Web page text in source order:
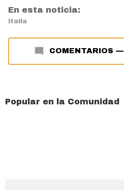
En esta noticia:
Italia
COMENTARIOS —
Popular en la Comunidad